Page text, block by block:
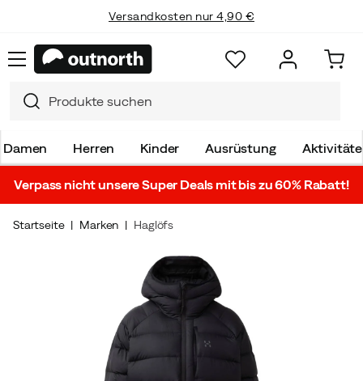
Versandkosten nur 4,90 €
Damen Herren Kinder Ausrüstung
Verpass nicht unsere Super Deals mit bis zu 60% Rabatt!
Startseite Marken Haglöfs